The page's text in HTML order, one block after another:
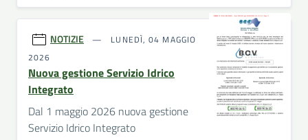
NOTIZIE
LUNEDÌ, 04 MAGGIO
2026
Nuova gestione Servizio Idrico
Integrato
Dal 1 maggio 2026 nuova gestione
Servizio Idrico Integrato